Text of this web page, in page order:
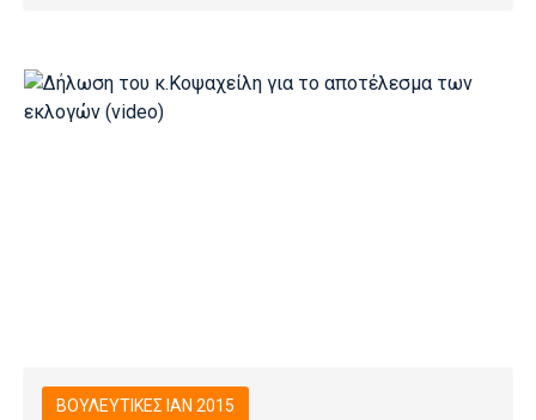
ΒΟΥΛΕΥΤΙΚΕΣ ΙΑΝ 2015